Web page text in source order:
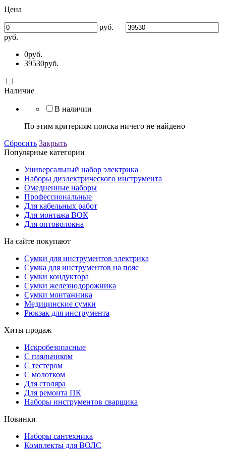
Цена
руб. –
руб.
0руб.
39530руб.
Наличие
В наличии
По этим критериям поиска ничего не найдено
Сбросить Закрыть
Популярные категории
Универсальный набор электрика
Наборы диэлектрического инструмента
Омедненные наборы
Профессиональные
Для кабельных работ
Для монтажа ВОК
Для оптоволокна
На сайте покупают
Сумки для инструментов электрика
Сумка для инструментов на пояс
Сумки кондуктора
Сумки железнодорожника
Сумки монтажника
Медицинские сумки
Рюкзак для инструмента
Хиты продаж
Искробезопасные
С паяльником
С тестером
С молотком
Для столяра
Для ремонта ПК
Наборы инструментов сварщика
Новинки
Наборы сантехника
Комплекты для ВОЛС